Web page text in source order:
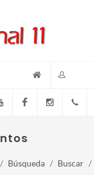
YouTube Facebook
Búsqueda Buscar